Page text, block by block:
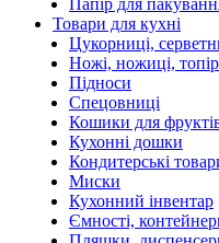
Папір для
Товари для кухні
Цукорниці,
Ножі, ножиці,
Підноси
Спецовниці
Кошики для
Кухонні дошки
Кондитерські
Миски
Кухонний інвентар
Ємності,